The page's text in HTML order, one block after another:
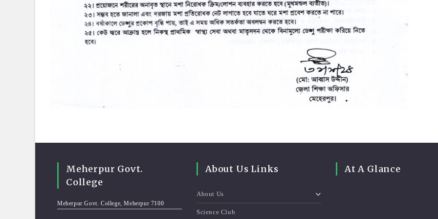
Meherpur Govt.
College
Meherpur Govt. College, Meherpur 7100
About Us Links
About Us
Science Club
At A Glance